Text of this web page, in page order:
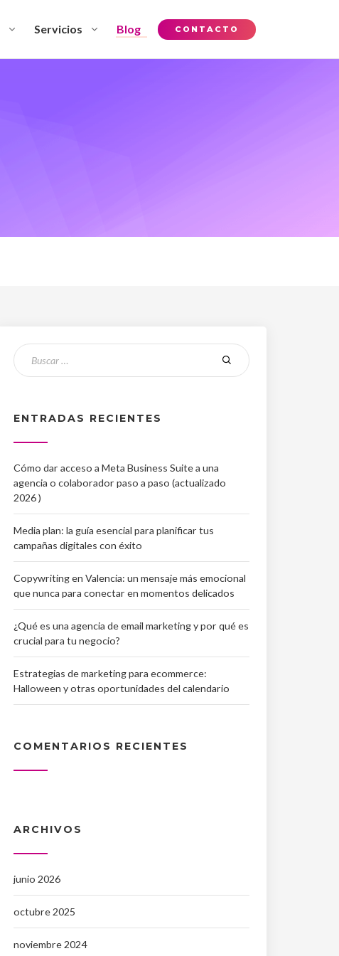
Servicios Blog CONTACTO
ENTRADAS RECIENTES
Cómo dar acceso a Meta Business Suite a una
agencia o colaborador paso a paso (actualizado
2026 )
Media plan: la guía esencial para planificar tus
campañas digitales con éxito
Copywriting en Valencia: un mensaje más emocional
que nunca para conectar en momentos delicados
¿Qué es una agencia de email marketing y por qué es
crucial para tu negocio?
Estrategias de marketing para ecommerce:
Halloween y otras oportunidades del calendario
COMENTARIOS RECIENTES
ARCHIVOS
junio 2026
octubre 2025
noviembre 2024